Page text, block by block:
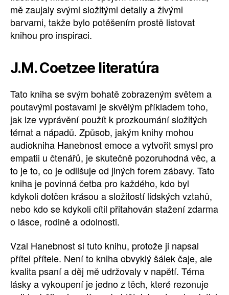
mě zaujaly svými složitými detaily a živými
barvami, takže bylo potěšením prostě listovat
knihou pro inspiraci.
J.M. Coetzee literatúra
Tato kniha se svým bohatě zobrazeným světem a
poutavými postavami je skvělým příkladem toho,
jak lze vyprávění použít k prozkoumání složitých
témat a nápadů. Způsob, jakým knihy mohou
audiokniha Hanebnost emoce a vytvořit smysl pro
empatii u čtenářů, je skutečně pozoruhodná věc, a
to je to, co je odlišuje od jiných forem zábavy. Tato
kniha je povinná četba pro každého, kdo byl
kdykoli dotčen krásou a složitostí lidských vztahů,
nebo kdo se kdykoli cítil přitahován stažení zdarma​
o lásce, rodině a odolnosti.
Vzal Hanebnost si tuto knihu, protože ji napsal
přítel přítele. Není to kniha obvyklý šálek čaje, ale
kvalita psaní a děj mě udržovaly v napětí. Téma
lásky a vykoupení je jedno z těch, které rezonuje